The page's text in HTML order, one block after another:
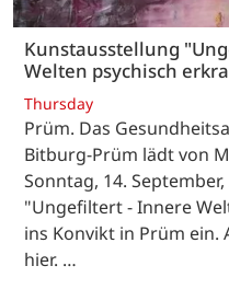
Kunstausstellung
Welten psychisch
Thursday
Prüm. Das
Bitburg-Prüm lädt von
Sonntag, 14.
"Ungefiltert - Innere
ins Konvikt in Prüm
hier. …